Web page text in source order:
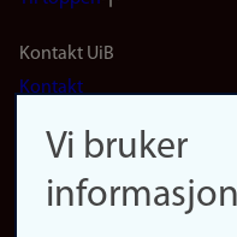
Footer
(no)
Kontakt UiB
Kontakt
Finn forsker
Presse
Vi bruker